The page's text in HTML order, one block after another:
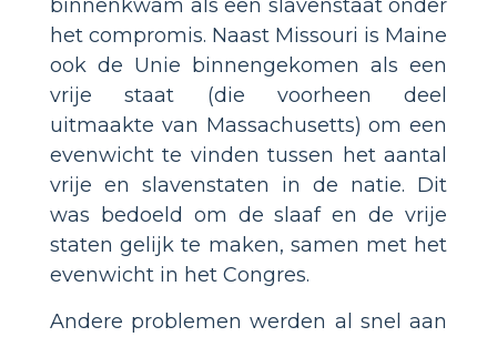
binnenkwam als een slavenstaat onder
het compromis. Naast Missouri is Maine
ook de Unie binnengekomen als een
vrije staat (die voorheen deel
uitmaakte van Massachusetts) om een
evenwicht te vinden tussen het aantal
vrije en slavenstaten in de natie. Dit
was bedoeld om de slaaf en de vrije
staten gelijk te maken, samen met het
evenwicht in het Congres.
Andere problemen werden al snel aan